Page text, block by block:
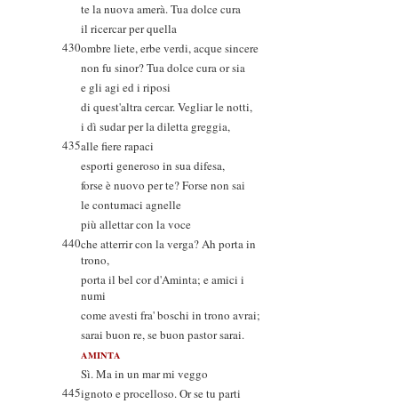
te la nuova amerà. Tua dolce cura
il ricercar per quella
430ombre liete, erbe verdi, acque sincere
non fu sinor? Tua dolce cura or sia
e gli agi ed i riposi
di quest'altra cercar. Vegliar le notti,
i dì sudar per la diletta greggia,
435alle fiere rapaci
esporti generoso in sua difesa,
forse è nuovo per te? Forse non sai
le contumaci agnelle
più allettar con la voce
440che atterrir con la verga? Ah porta in
trono,
porta il bel cor d'Aminta; e amici i
numi
come avesti fra' boschi in trono avrai;
sarai buon re, se buon pastor sarai.
AMINTA
Sì. Ma in un mar mi veggo
445ignoto e procelloso. Or se tu parti